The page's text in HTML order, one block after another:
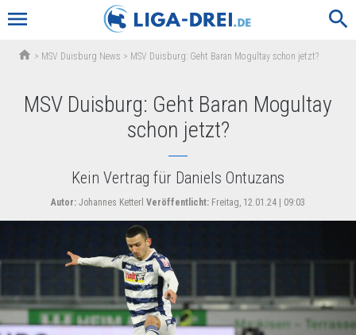
menu search
home > MSV Duisburg News > MSV Duisburg: Geht Baran Mogultay schon jetzt?
MSV Duisburg: Geht Baran Mogultay
schon jetzt?
Kein Vertrag für Daniels Ontuzans
Autor: Johannes Ketterl Veröffentlicht: Freitag, 12.01.24 | 09:03